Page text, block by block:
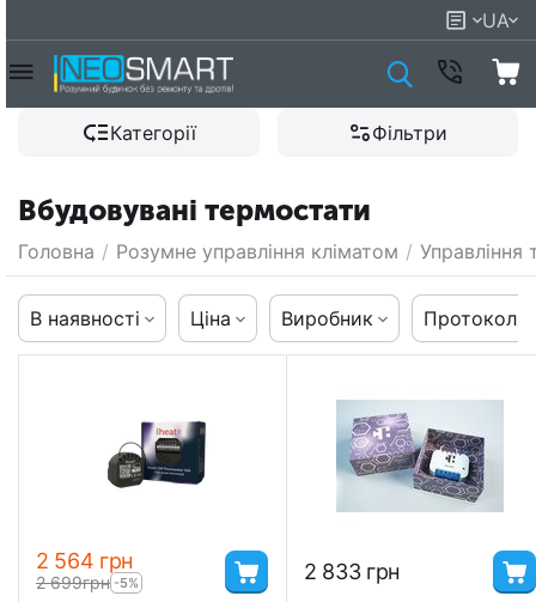
UA
Категорії Фільтри
Вбудовувані термостати
Головна / Розумне управління кліматом / Управління
В наявності Ціна Виробник Протокол
2 564 грн
2 699грн -5% 2 833 грн